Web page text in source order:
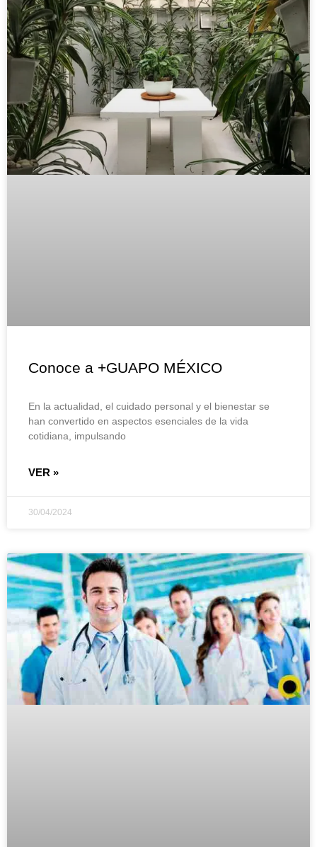
Conoce a +GUAPO MÉXICO
En la actualidad, el cuidado personal y el bienestar se
han convertido en aspectos esenciales de la vida
cotidiana, impulsando
VER »
30/04/2024